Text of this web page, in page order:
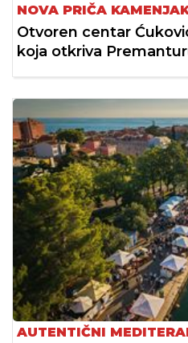
NOVA PRIČA
Otvoren centar
koja otkriva
AUTENTIČNI